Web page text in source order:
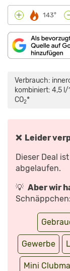
+ 143°
Verbrauch:
kombiniert: 4,5 l/
CO2*
❌ Leider
Dieser Deal
abgelaufen.
💡 Aber wir
Schnäppchen:
Gewerbe
Mini
MAPS.GOOGLE.DE
ANZEIGEN
CLUBMAN:
VERNUNFT-
GOKART?
DIE
AUTO
SPORT“
ANZEIGEN